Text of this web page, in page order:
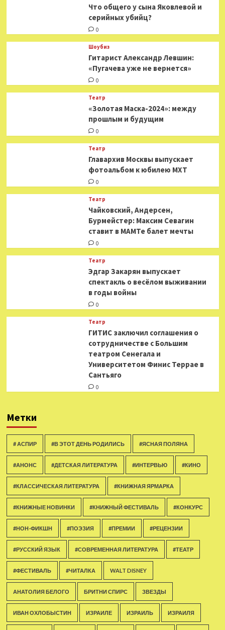
Что общего у сына Яковлевой и
серийных убийц?
0
Шоубиз
Гитарист Александр Левшин:
«Пугачева уже не вернется»
0
Театр
«Золотая Маска-2024»: между
прошлым и будущим
0
Театр
​​Главархив Москвы выпускает
фотоальбом к юбилею МХТ
0
Театр
​​Чайковский, Андерсен,
Бурмейстер: Максим Севагин
ставит в МАМТе балет мечты
0
Театр
Эдгар Закарян выпускает
спектакль о весёлом выживании
в годы войны
0
Театр
ГИТИС заключил соглашения о
сотрудничестве с Большим
театром Сенегала и
Университетом Финис Террае в
Сантьяго
0
Метки
# АСПИР #В ЭТОТ ДЕНЬ РОДИЛИСЬ #ЯСНАЯ ПОЛЯНА
#АНОНС #ДЕТСКАЯ ЛИТЕРАТУРА #ИНТЕРВЬЮ #КИНО
#КЛАССИЧЕСКАЯ ЛИТЕРАТУРА #КНИЖНАЯ ЯРМАРКА
#КНИЖНЫЕ НОВИНКИ #КНИЖНЫЙ ФЕСТИВАЛЬ #КОНКУРС
#НОН-ФИКШН #ПОЭЗИЯ #ПРЕМИИ #РЕЦЕНЗИИ
#РУССКИЙ ЯЗЫК #СОВРЕМЕННАЯ ЛИТЕРАТУРА #ТЕАТР
#ФЕСТИВАЛЬ #ЧИТАЛКА WALT DISNEY
АНАТОЛИЯ БЕЛОГО БРИТНИ СПИРС ЗВЕЗДЫ
ИВАН ОХЛОБЫСТИН ИЗРАИЛЕ ИЗРАИЛЬ ИЗРАИЛЯ